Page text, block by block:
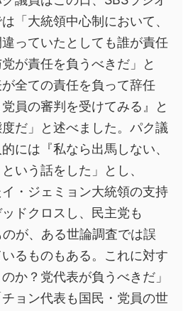
「大統領中心制において、
っていたとしても誰が責任
が責任を負うべきだ」と
全ての責任を負って辞任
員の審判を受けてみる』と
だ」と述べました。パク議
には『私なら出馬しない、
いう話をした」とし、
イ・ジェミョン大統領の支持
ドクロスし、民主党も
が、ある世論調査では誤
るものもある。これに対す
か？党代表が負うべきだ」
ョン代表も国民・党員の世